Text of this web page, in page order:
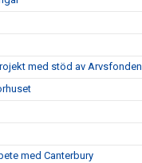
med stöd av Arvsfonden
med Canterbury